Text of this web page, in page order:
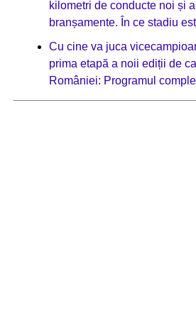
kilometri de conducte noi și
branșamente. În ce stadiu
Cu cine va juca
prima etapă a noii ediții de
României: Programul